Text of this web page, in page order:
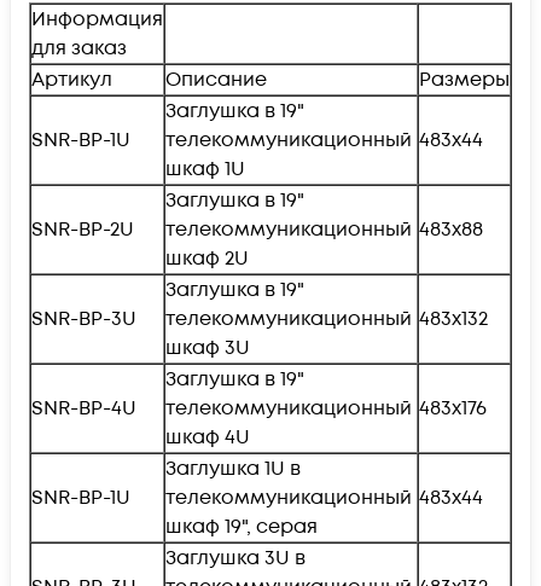
Информация
для заказ
Артикул
Описание Размеры
SNR-BP-1U
Заглушка в 19"
телекоммуникационный
шкаф 1U
483х44
SNR-BP-2U
Заглушка в 19"
телекоммуникационный
шкаф 2U
483х88
SNR-BP-3U
Заглушка в 19"
телекоммуникационный
шкаф 3U
483х132
SNR-BP-4U
Заглушка в 19"
телекоммуникационный
шкаф 4U
483х176
SNR-BP-1U
Заглушка 1U в
телекоммуникационный
шкаф 19", серая
483х44
Заглушка 3U в